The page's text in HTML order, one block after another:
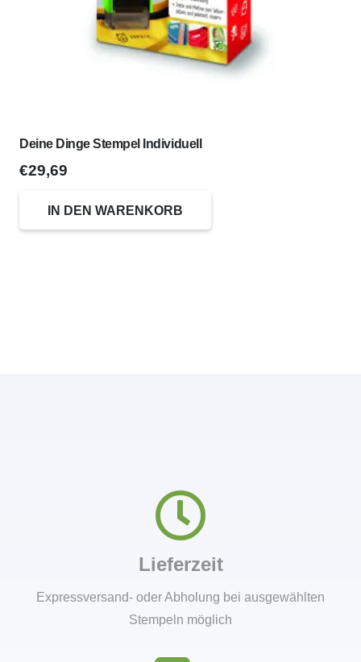
Deine Dinge Stempel Individuell
€29,69
IN DEN WARENKORB
Lieferzeit
Expressversand- oder Abholung bei ausgewählten
Stempeln möglich